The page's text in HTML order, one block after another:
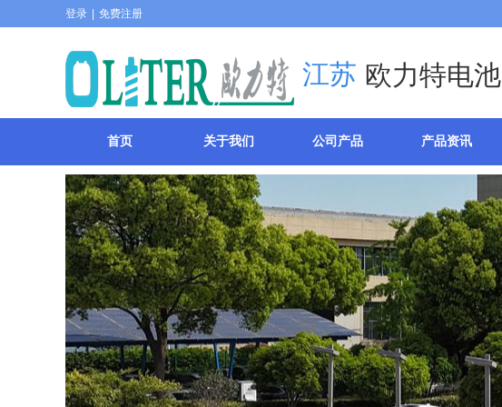
欧力特电池
江苏
登录 免费注册
首页 关于我们 公司产品 产品资讯